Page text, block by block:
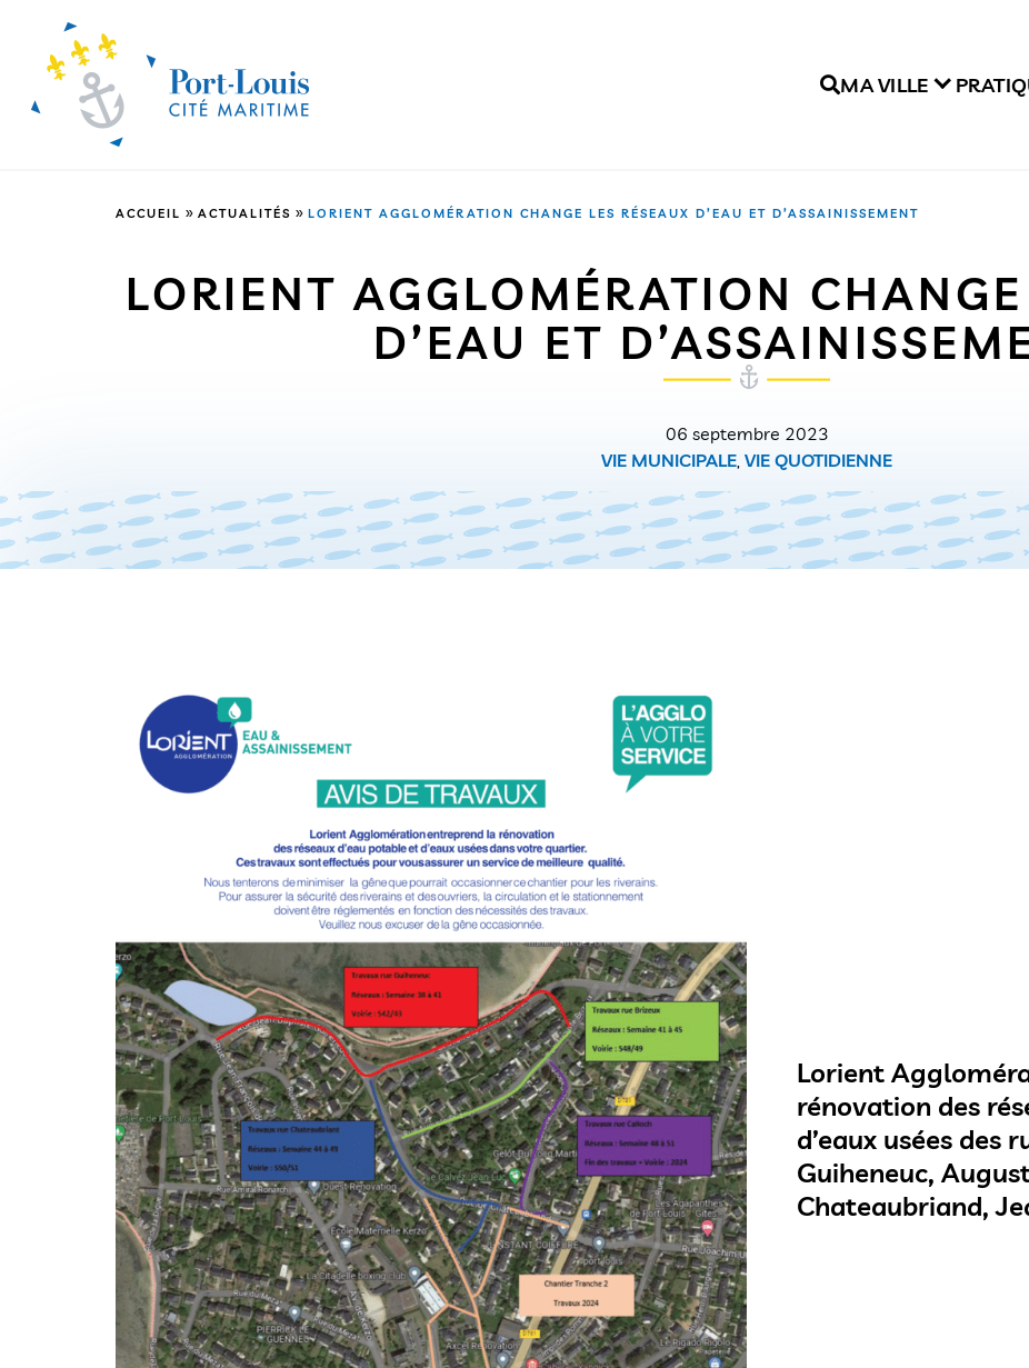
MA VILLE
ACCUEIL » ACTUALITÉS » LORIENT AGGLOMÉRATION CHANGE LES RÉSEAUX D’EAU ET D’ASSAINISSEMENT
LORIENT AGGLOMÉRATION
D’EAU ET
06 septembre 2023
VIE MUNICIPALE, VIE QUOTIDIENNE
Lorient
rénovation des
d’eaux usées des
Guiheneuc,
Chateaubriand,